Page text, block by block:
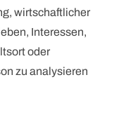
wirtschaftlicher
Interessen,
oder
zu analysieren